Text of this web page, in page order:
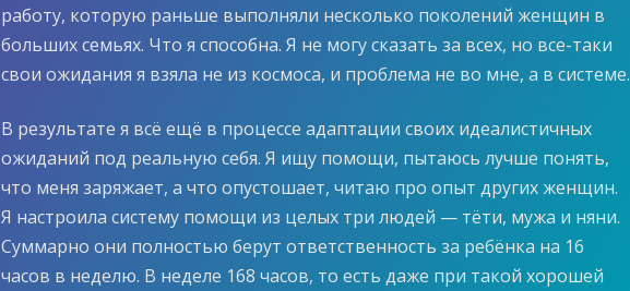
работу, которую раньше выполняли несколько поколений женщин в
больших семьях. Что я способна. Я не могу сказать за всех, но все-таки
свои ожидания я взяла не из космоса, и проблема не во мне, а в системе.
В результате я всё ещё в процессе адаптации своих идеалистичных
ожиданий под реальную себя. Я ищу помощи, пытаюсь лучше понять,
что меня заряжает, а что опустошает, читаю про опыт других женщин.
Я настроила систему помощи из целых три людей — тёти, мужа и няни.
Суммарно они полностью берут ответственность за ребёнка на 16
часов в неделю. В неделе 168 часов, то есть даже при такой хорошей